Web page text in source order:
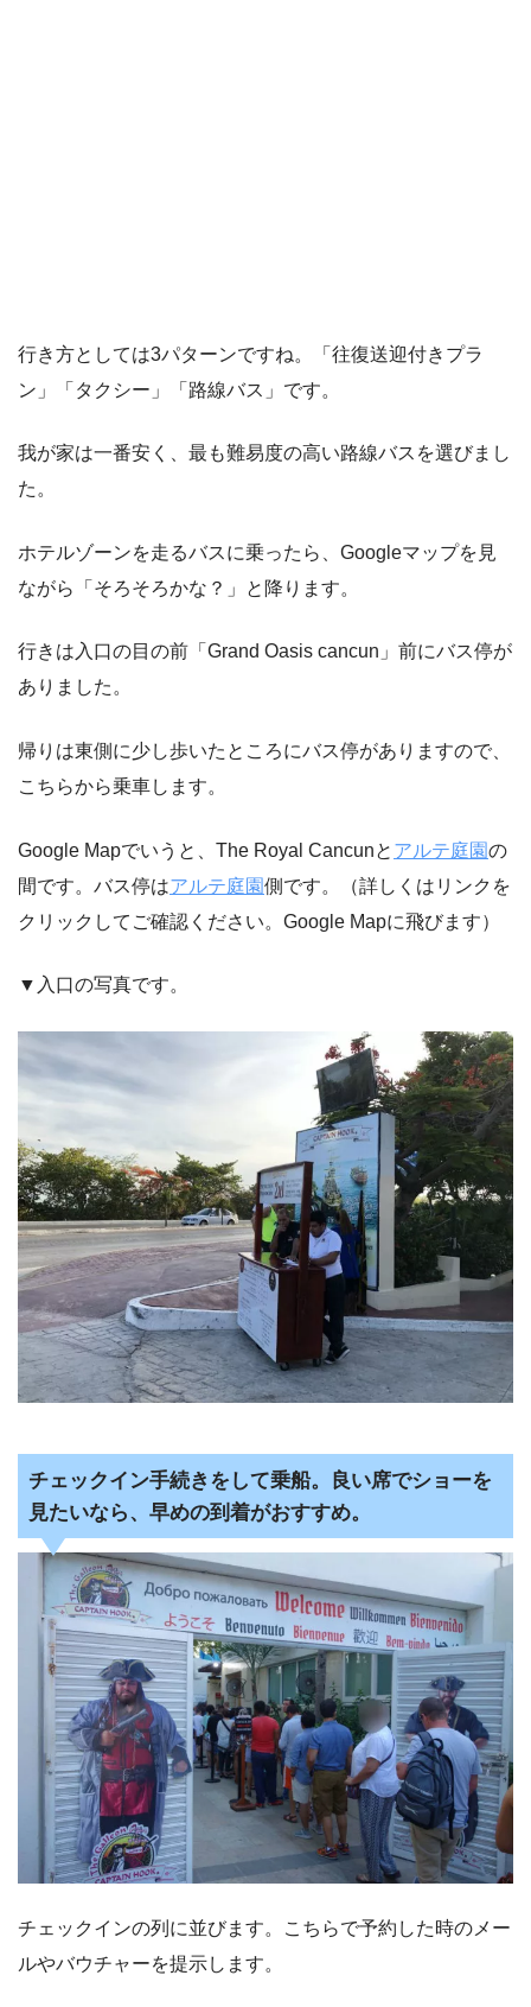
行き方としては3パターンですね。「往復送迎付きプラ
ン」「タクシー」「路線バス」です。
我が家は一番安く、最も難易度の高い路線バスを選びまし
た。
ホテルゾーンを走るバスに乗ったら、Googleマップを見
ながら「そろそろかな？」と降ります。
行きは入口の目の前「Grand Oasis cancun」前にバス停が
ありました。
帰りは東側に少し歩いたところにバス停がありますので、
こちらから乗車します。
Google Mapでいうと、The Royal Cancunと アルテ庭園の
間です。バス停はアルテ庭園側です。（詳しくはリンクを
クリックしてご確認ください。Google Mapに飛びます）
▼入口の写真です。
チェックイン手続きをして乗船。良い席でショーを
見たいなら、早めの到着がおすすめ。
チェックインの列に並びます。こちらで予約した時のメー
ルやバウチャーを提示します。